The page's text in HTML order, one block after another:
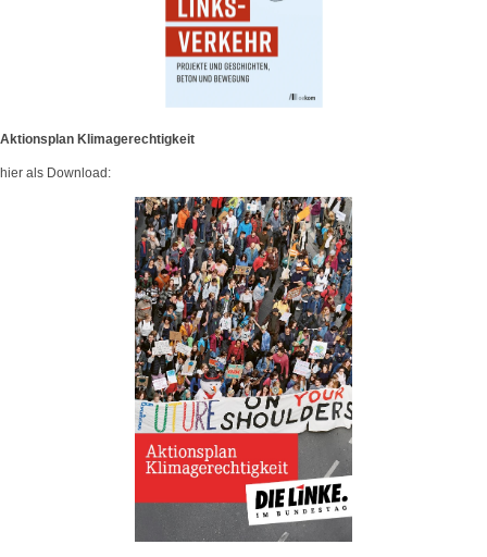
Aktionsplan Klimagerechtigkeit
hier als Download: